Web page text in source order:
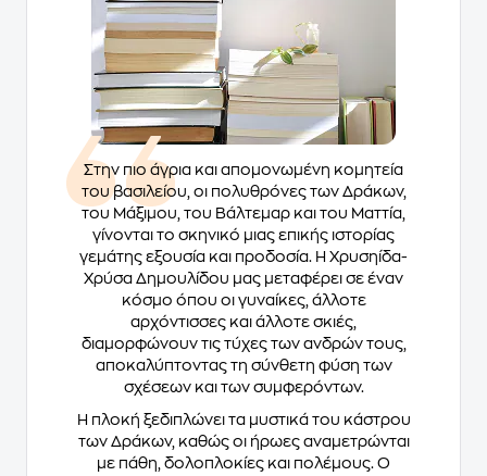
Στην πιο άγρια και απομονωμένη κομητεία
του βασιλείου, οι πολυθρόνες των Δράκων,
του Μάξιμου, του Βάλτεμαρ και του Ματτία,
γίνονται το σκηνικό μιας επικής ιστορίας
γεμάτης εξουσία και προδοσία. Η Χρυσηίδα-
Χρύσα Δημουλίδου μας μεταφέρει σε έναν
κόσμο όπου οι γυναίκες, άλλοτε
αρχόντισσες και άλλοτε σκιές,
διαμορφώνουν τις τύχες των ανδρών τους,
αποκαλύπτοντας τη σύνθετη φύση των
σχέσεων και των συμφερόντων.
Η πλοκή ξεδιπλώνει τα μυστικά του κάστρου
των Δράκων, καθώς οι ήρωες αναμετρώνται
με πάθη, δολοπλοκίες και πολέμους. Ο